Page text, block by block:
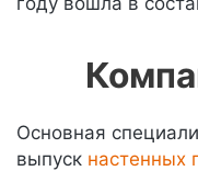
Основная
выпуск настенных